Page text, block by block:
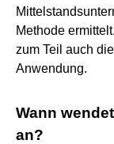
Methode
zum Teil auch
Anwendung.
Wann
an?